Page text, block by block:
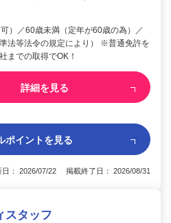
）／60歳未満（定年が60歳の為）／
法等法令の規定により） ※普通免許を
までの取得でOK！
詳細を見る
ポイントを見る
日： 2026/07/22 掲載終了日： 2026/08/31
スタッフ